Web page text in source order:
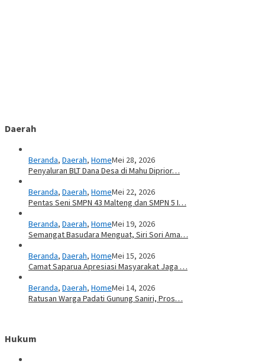
Daerah
Beranda, Daerah, HomeMei 28, 2026
Penyaluran BLT Dana Desa di Mahu Diprior…
Beranda, Daerah, HomeMei 22, 2026
Pentas Seni SMPN 43 Malteng dan SMPN 5 I…
Beranda, Daerah, HomeMei 19, 2026
Semangat Basudara Menguat, Siri Sori Ama…
Beranda, Daerah, HomeMei 15, 2026
Camat Saparua Apresiasi Masyarakat Jaga …
Beranda, Daerah, HomeMei 14, 2026
Ratusan Warga Padati Gunung Saniri, Pros…
Hukum